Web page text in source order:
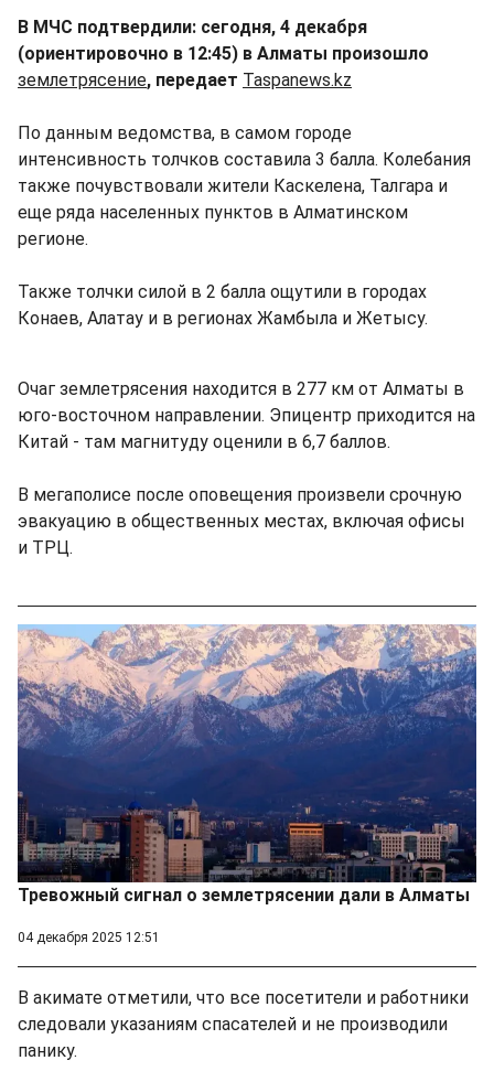
В МЧС подтвердили: сегодня, 4 декабря
(ориентировочно в 12:45) в Алматы произошло
землетрясение, передает Taspanews.kz
По данным ведомства, в самом городе
интенсивность толчков составила 3 балла. Колебания
также почувствовали жители Каскелена, Талгара и
еще ряда населенных пунктов в Алматинском
регионе.
Также толчки силой в 2 балла ощутили в городах
Конаев, Алатау и в регионах Жамбыла и Жетысу.
Очаг землетрясения находится в 277 км от Алматы в
юго-восточном направлении. Эпицентр приходится на
Китай - там магнитуду оценили в 6,7 баллов.
В мегаполисе после оповещения произвели срочную
эвакуацию в общественных местах, включая офисы
и ТРЦ.
Тревожный сигнал о землетрясении дали в Алматы
04 декабря 2025 12:51
В акимате отметили, что все посетители и работники
следовали указаниям спасателей и не производили
панику.